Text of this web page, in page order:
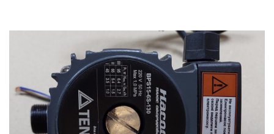
Конвектори
Тепловентилятори
Готові рішення
Акумуляторні батареї